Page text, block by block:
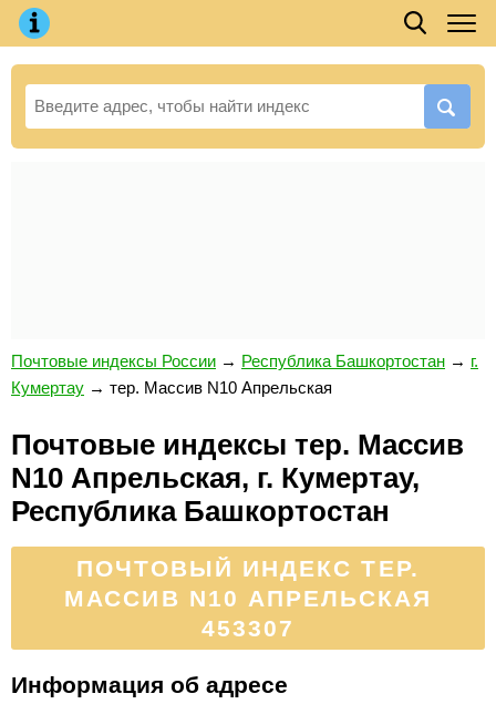
Почтовые индексы России → Республика Башкортостан → г.
Кумертау → тер. Массив N10 Апрельская
Почтовые индексы тер. Массив
N10 Апрельская, г. Кумертау,
Республика Башкортостан
ПОЧТОВЫЙ ИНДЕКС ТЕР.
МАССИВ N10 АПРЕЛЬСКАЯ
453307
Информация об адресе